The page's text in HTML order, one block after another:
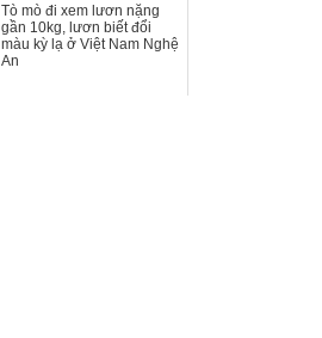
Tò mò đi xem lươn nặng
gần 10kg, lươn biết đổi
màu kỳ lạ ở Việt Nam Nghệ
An